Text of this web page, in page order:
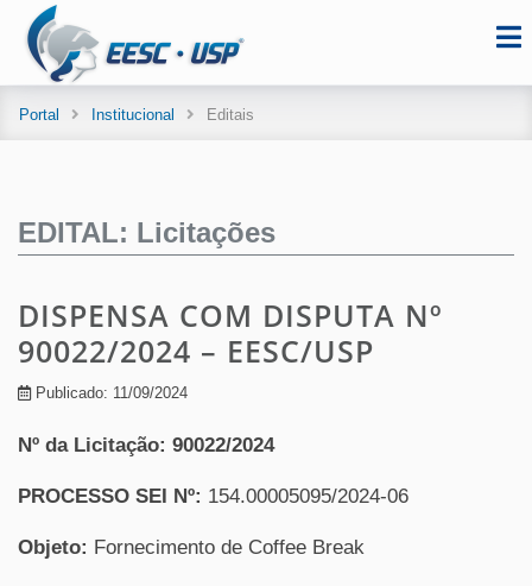
Portal Institucional Editais
EDITAL: Licitações
DISPENSA COM DISPUTA Nº
90022/2024 – EESC/USP
Publicado: 11/09/2024
Nº da Licitação: 90022/2024
PROCESSO SEI Nº: 154.00005095/2024-06
Objeto: Fornecimento de Coffee Break